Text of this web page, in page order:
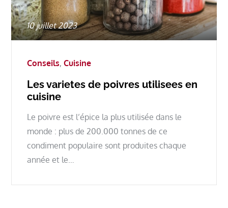
Posted
on
10 juillet 2023
Conseils Cuisine
Les varietes de poivres utilisees en
cuisine
Le poivre est l’épice la plus utilisée dans le
monde : plus de 200.000 tonnes de ce
condiment populaire sont produites chaque
année et le…